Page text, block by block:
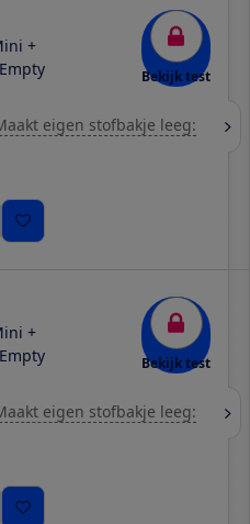
+
Bekijk test
eigen stofbakje leeg:
+
Bekijk test
eigen stofbakje leeg: